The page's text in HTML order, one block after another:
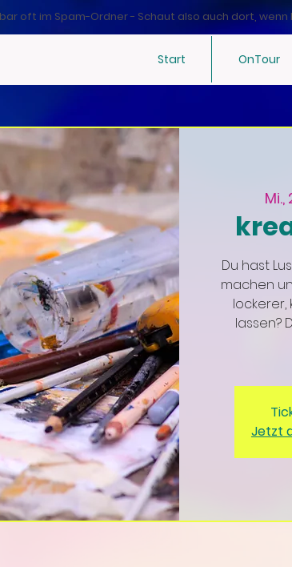
oft im Spam-Ordner - Schaut also auch dort,
Start OnTour
Mi.,
Du hast
machen
lockerer,
lassen?
Jetzt